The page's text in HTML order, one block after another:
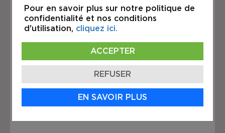
estimées : 5,75 $/pi²
• Plan indicatif fourni, pouvant
différer de la division actuelle
Zonage :Zi.1-4087 (C1, C2, C5, I1, I2,
I3, E1, E2, A1)
Idéal pour : entreprises
industrielles, commerciales ou
Pour en savoir plus sur notre politique de
confidentialité et nos conditions
d'utilisation, cliquez ici.
ACCEPTER
REFUSER
EN SAVOIR PLUS